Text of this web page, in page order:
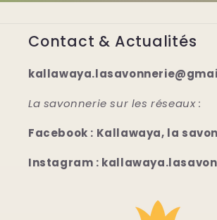
Contact & Actualités
La savonnerie sur les réseaux :
Facebook : Kallawaya, la
Instagram :